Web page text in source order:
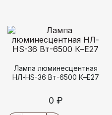
Лампа люминесцентная
НЛ-HS-36 Вт-6500 К–Е27
0 ₽